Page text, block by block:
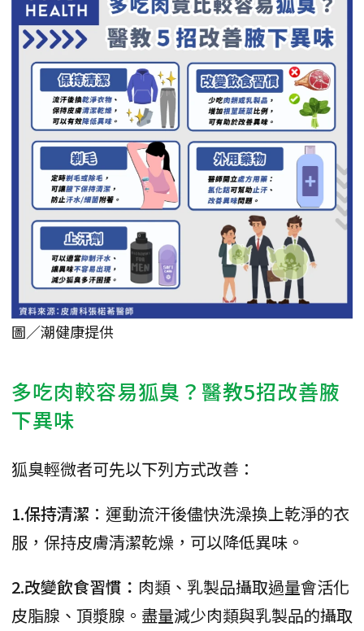
圖／潮健康提供
多吃肉較容易狐臭？醫教5招改善腋
下異味
狐臭輕微者可先以下列方式改善：
1.保持清潔 ：運動流汗後儘快洗澡換上乾淨的衣
服，保持皮膚清潔乾燥，可以降低異味。
2.改變飲食習慣： 肉類、乳製品攝取過量會活化
皮脂腺、頂漿腺。盡量減少肉類與乳製品的攝取